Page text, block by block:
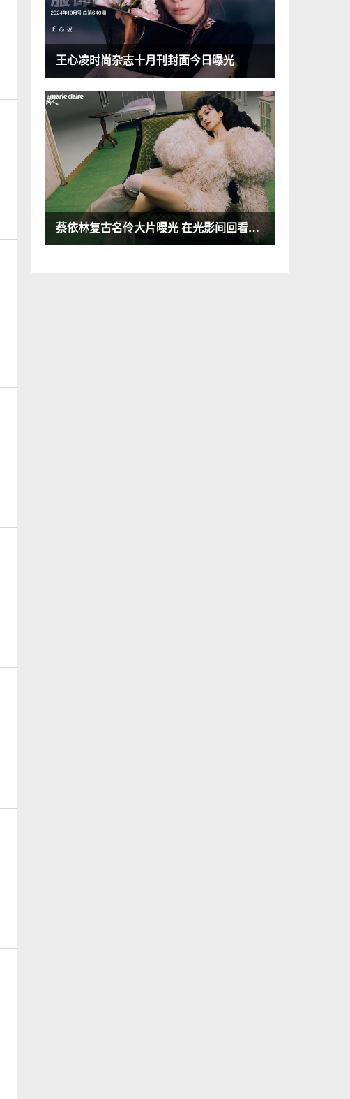
王心凌时尚杂志十月刊封面今日曝光
蔡依林复古名伶大片曝光 在光影间回看音乐旅途